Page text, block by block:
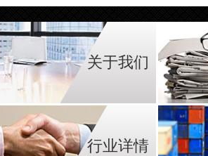
关于我们
行业详情